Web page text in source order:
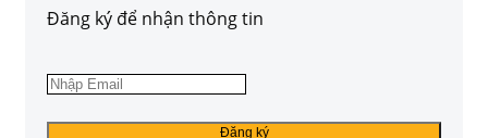
Đăng ký để nhận thông tin